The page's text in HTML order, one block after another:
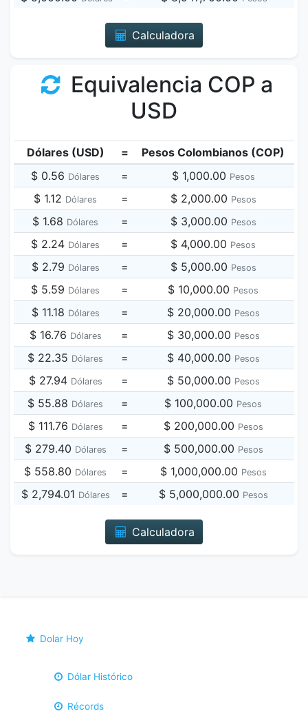
Calculadora
Equivalencia COP a
USD
Dólares (USD) =
Pesos Colombianos (COP)
$ 0.56 Dólares = $ 1,000.00 Pesos
$ 1.12 Dólares = $ 2,000.00 Pesos
$ 1.68 Dólares = $ 3,000.00 Pesos
$ 2.24 Dólares = $ 4,000.00 Pesos
$ 2.79 Dólares = $ 5,000.00 Pesos
$ 5.59 Dólares = $ 10,000.00 Pesos
$ 11.18 Dólares = $ 20,000.00 Pesos
$ 16.76 Dólares = $ 30,000.00 Pesos
$ 22.35 Dólares = $ 40,000.00 Pesos
$ 27.94 Dólares = $ 50,000.00 Pesos
$ 55.88 Dólares = $ 100,000.00 Pesos
$ 111.76 Dólares = $ 200,000.00 Pesos
$ 279.40 Dólares = $ 500,000.00 Pesos
$ 558.80 Dólares = $ 1,000,000.00 Pesos
$ 2,794.01 Dólares = $ 5,000,000.00 Pesos
Calculadora
Dolar Hoy
Dólar Histórico
Récords